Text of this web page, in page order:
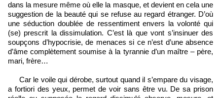
dans la mesure même où elle la masque, et devient en cela une
suggestion de la beauté qui se refuse au regard étranger. D’où
une séduction doublée de ressentiment envers la volonté qui
(se) prescrit la dissimulation. C’est là que vont s’insinuer des
soupçons d’hypocrisie, de menaces si ce n’est d’une absence
d’âme complètement soumise à la tyrannie d’un maître – père,
mari, frère…
Car le voile qui dérobe, surtout quand il s’empare du visage,
a fortiori des yeux, permet de voir sans être vu. De sa prison